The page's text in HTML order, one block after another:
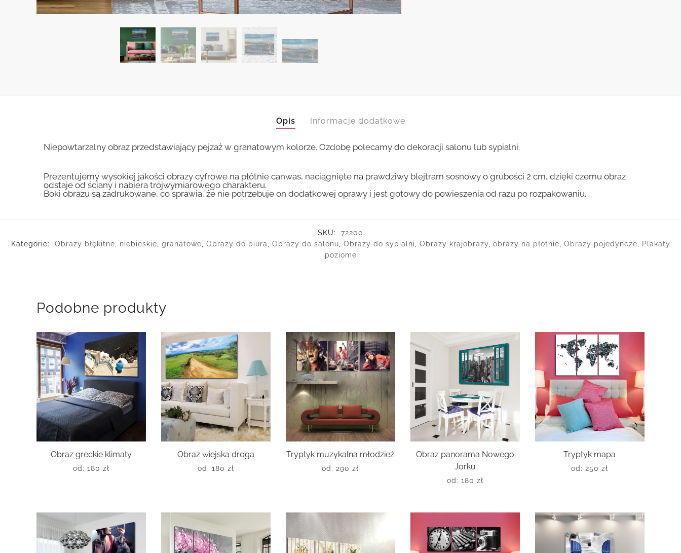
Opis Informacje dodatkowe
Niepowtarzalny obraz przedstawiający pejzaż w granatowym kolorze. Ozdobę polecamy do dekoracji salonu lub sypialni.
Prezentujemy wysokiej jakości obrazy cyfrowe na płótnie canwas, naciągnięte na prawdziwy blejtram sosnowy o grubości 2 cm, dzięki czemu obraz
odstaje od ściany i nabiera trójwymiarowego charakteru.
Boki obrazu są zadrukowane, co sprawia, że nie potrzebuje on dodatkowej oprawy i jest gotowy do powieszenia od razu po rozpakowaniu.
SKU:
72200
Kategorie:
Obrazy błękitne, niebieskie, granatowe, Obrazy do biura, Obrazy do salonu, Obrazy do sypialni, Obrazy krajobrazy, obrazy na płótnie, Obrazy pojedyncze, Plakaty
poziome
Podobne produkty
Obraz greckie klimaty
od: 180 zł
Obraz wiejska droga
od: 180 zł
Tryptyk muzykalna młodzież
od: 290zł
Obraz panorama Nowego
Jorku
od: 180 zł
Tryptyk mapa
od: 250zł